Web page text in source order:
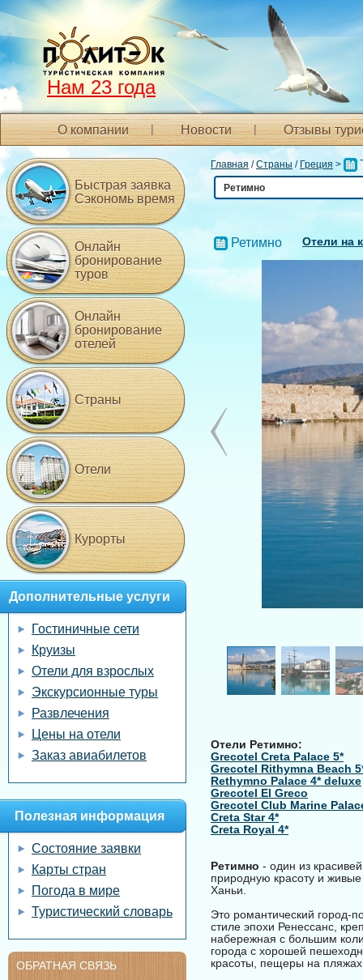
Нам 23 года
О компании Новости Отзывы
Главная /Страны / Греция >
Ретимно
Ретимно Отели на
Отели Ретимно:
Grecotel Creta Palace 5*
Grecotel Rithymna Beach
Rethymno Palace 4* deluxe
Grecotel El Greco
Grecotel Club Marine
Creta Star 4*
Creta Royal 4*
Ретимно - один из
природную красоту и
Ханьи.
Это романтический город-
стиле эпохи Ренессанс,
набережная с большим
города с хорошей
красоты, пещеры на
Быстрая заявка
Сэкономь время
Онлайн
бронирование
туров
Онлайн
бронирование
отелей
Страны
Отели
Курорты
Дополнительные услуги
Гостиничные сети
Круизы
Отели для взрослых
Экскурсионные туры
Развлечения
Цены на отели
Заказ авиабилетов
Полезная информация
Состояние заявки
Карты стран
Погода в мире
Туристический словарь
ОБРАТНАЯ СВЯЗЬ